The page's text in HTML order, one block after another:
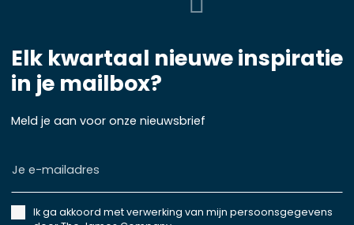
Elk kwartaal nieuwe inspiratie
in je mailbox?
Meld je aan voor onze nieuwsbrief
e-
mailadres
Accepteren
Ik ga akkoord met verwerking van mijn persoonsgegevens